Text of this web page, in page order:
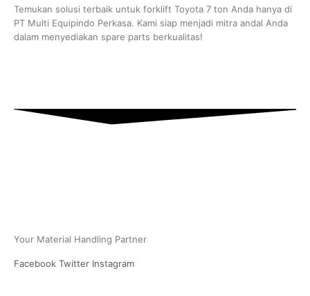
Temukan solusi terbaik untuk forklift Toyota 7 ton Anda hanya di
PT Multi Equipindo Perkasa. Kami siap menjadi mitra andal Anda
dalam menyediakan spare parts berkualitas!
Your Material Handling Partner
Facebook Twitter Instagram